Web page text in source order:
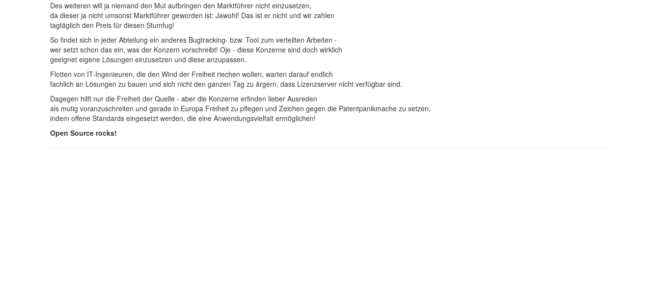
Des weiteren will ja niemand den Mut aufbringen den Marktführer nicht einzusetzen,
da dieser ja nicht umsonst Marktführer geworden ist: Jawohl! Das ist er nicht und wir zahlen
tagtäglich den Preis für diesen Stumfug!
So findet sich in jeder Abteilung ein anderes Bugtracking- bzw. Tool zum verteilten Arbeiten -
wer setzt schon das ein, was der Konzern vorschreibt! Oje - diese Konzerne sind doch wirklich
geeignet eigene Lösungen einzusetzen und diese anzupassen.
Flotten von IT-Ingenieuren, die den Wind der Freiheit riechen wollen, warten darauf endlich
fachlich an Lösungen zu bauen und sich nicht den ganzen Tag zu ärgern, dass Lizenzserver nicht verfügbar sind.
Dagegen hilft nur die Freiheit der Quelle - aber die Konzerne erfinden lieber Ausreden
als mutig voranzuschreiten und gerade in Europa Freiheit zu pflegen und Zeichen gegen die Patentpanikmache zu setzen,
indem offene Standards eingesetzt werden, die eine Anwendungsvielfalt ermöglichen!
Open Source rocks!